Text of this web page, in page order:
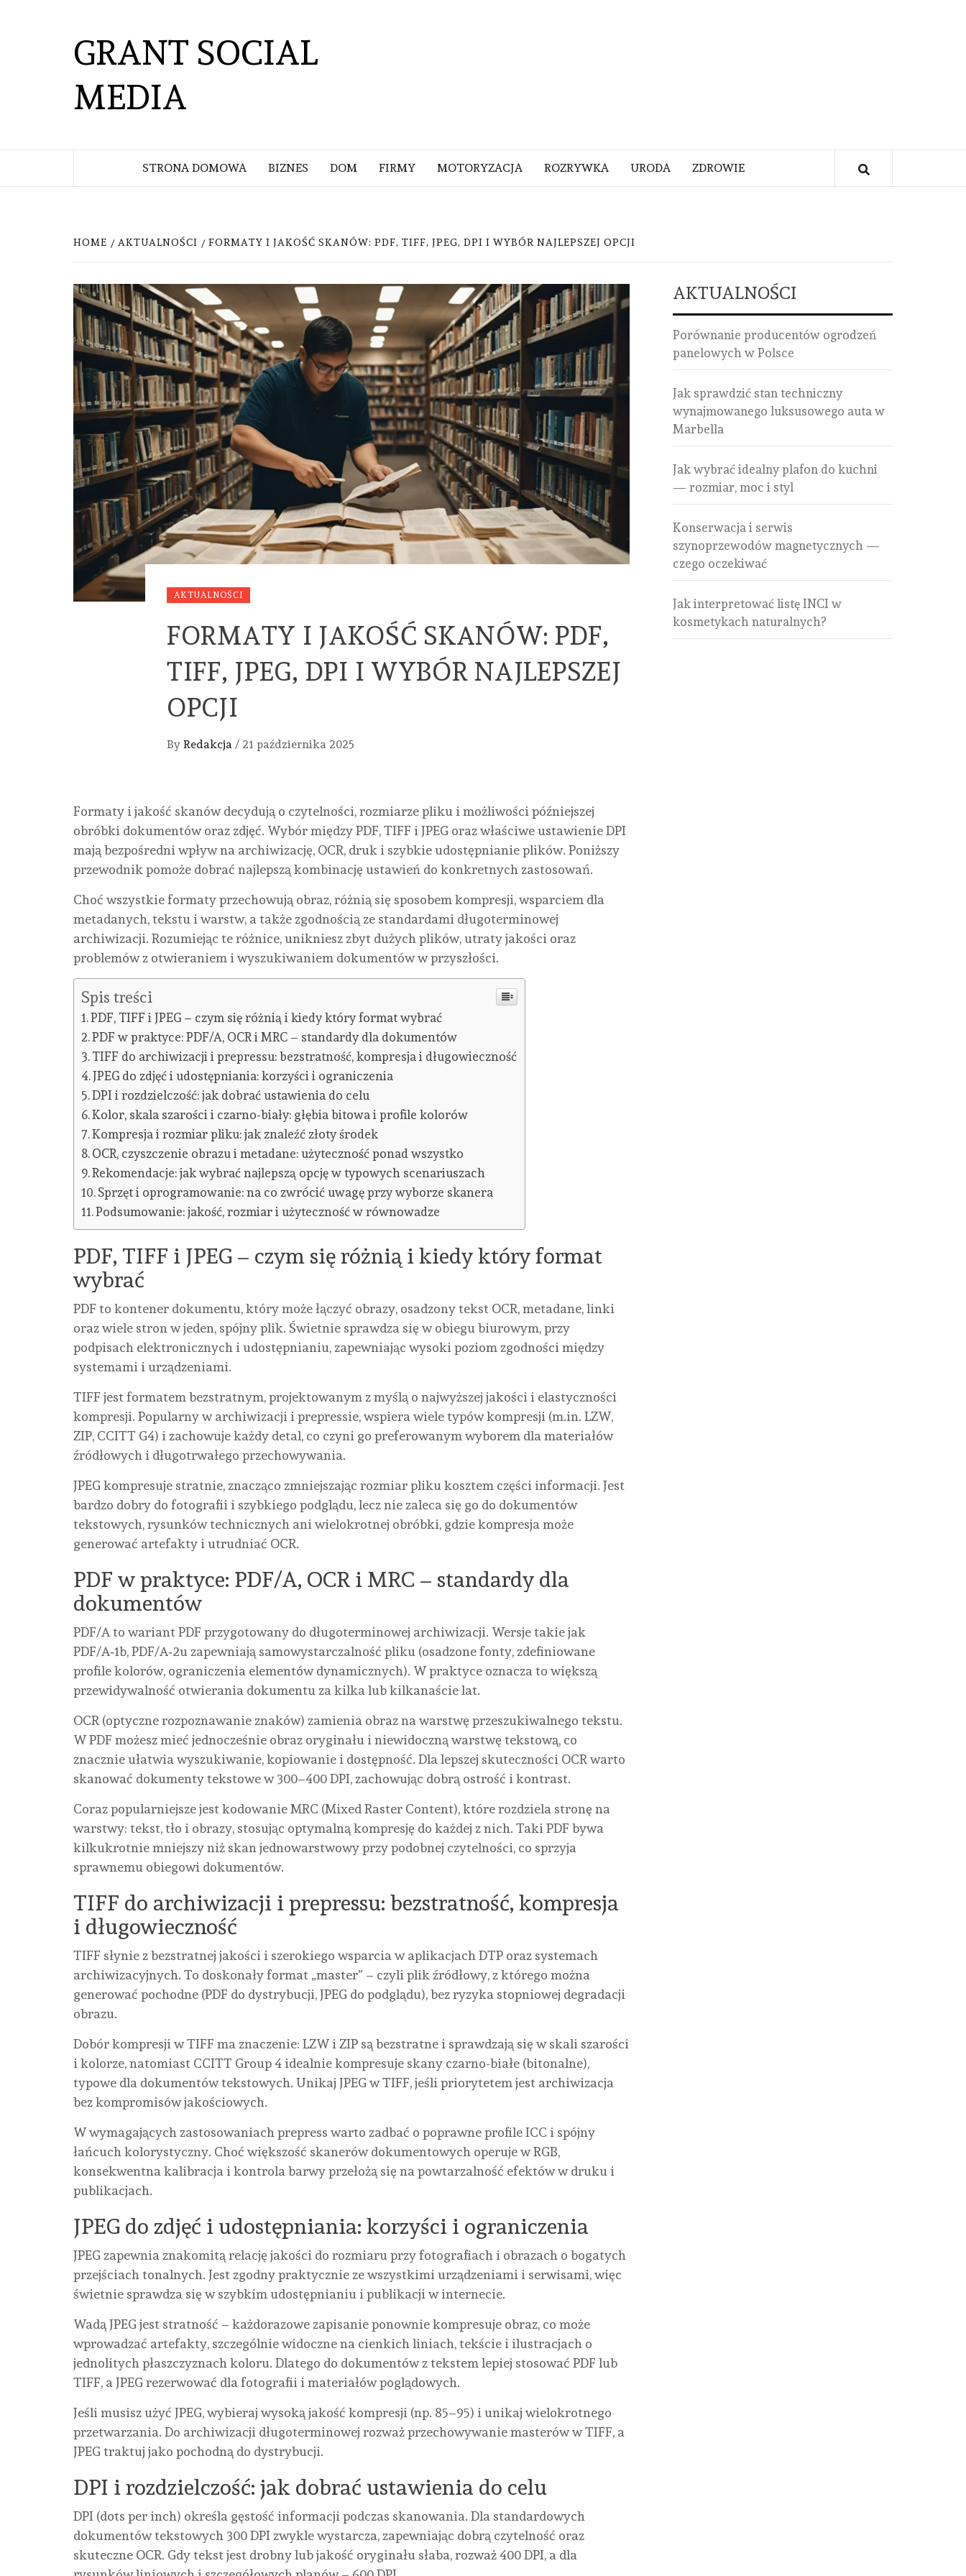
GRANT SOCIAL
MEDIA
STRONA DOMOWA BIZNES DOM FIRMY MOTORYZACJA ROZRYWKA URODA ZDROWIE
HOME AKTUALNOŚCI FORMATY I JAKOŚĆ SKANÓW: PDF, TIFF, JPEG, DPI I WYBÓR NAJLEPSZEJ OPCJI
AKTUALNOŚCI
FORMATY I JAKOŚĆ SKANÓW: PDF,
TIFF, JPEG, DPI I WYBÓR NAJLEPSZEJ
OPCJI
By Redakcja / 21 października 2025
Formaty i jakość skanów decydują o czytelności, rozmiarze pliku i możliwości późniejszej
obróbki dokumentów oraz zdjęć. Wybór między PDF, TIFF i JPEG oraz właściwe ustawienie DPI
mają bezpośredni wpływ na archiwizację, OCR, druk i szybkie udostępnianie plików. Poniższy
przewodnik pomoże dobrać najlepszą kombinację ustawień do konkretnych zastosowań.
Choć wszystkie formaty przechowują obraz, różnią się sposobem kompresji, wsparciem dla
metadanych, tekstu i warstw, a także zgodnością ze standardami długoterminowej
archiwizacji. Rozumiejąc te różnice, unikniesz zbyt dużych plików, utraty jakości oraz
problemów z otwieraniem i wyszukiwaniem dokumentów w przyszłości.
Spis treści
PDF, TIFF i JPEG – czym się różnią i kiedy który format wybrać
PDF w praktyce: PDF/A, OCR i MRC – standardy dla dokumentów
TIFF do archiwizacji i prepressu: bezstratność, kompresja i długowieczność
JPEG do zdjęć i udostępniania: korzyści i ograniczenia
DPI i rozdzielczość: jak dobrać ustawienia do celu
Kolor, skala szarości i czarno-biały: głębia bitowa i profile kolorów
Kompresja i rozmiar pliku: jak znaleźć złoty środek
OCR, czyszczenie obrazu i metadane: użyteczność ponad wszystko
Rekomendacje: jak wybrać najlepszą opcję w typowych scenariuszach
Sprzęt i oprogramowanie: na co zwrócić uwagę przy wyborze skanera
Podsumowanie: jakość, rozmiar i użyteczność w równowadze
PDF, TIFF i JPEG – czym się różnią i kiedy który format
wybrać
PDF to kontener dokumentu, który może łączyć obrazy, osadzony tekst OCR, metadane, linki
oraz wiele stron w jeden, spójny plik. Świetnie sprawdza się w obiegu biurowym, przy
podpisach elektronicznych i udostępnianiu, zapewniając wysoki poziom zgodności między
systemami i urządzeniami.
TIFF jest formatem bezstratnym, projektowanym z myślą o najwyższej jakości i elastyczności
kompresji. Popularny w archiwizacji i prepressie, wspiera wiele typów kompresji (m.in. LZW,
ZIP, CCITT G4) i zachowuje każdy detal, co czyni go preferowanym wyborem dla materiałów
źródłowych i długotrwałego przechowywania.
JPEG kompresuje stratnie, znacząco zmniejszając rozmiar pliku kosztem części informacji. Jest
bardzo dobry do fotografii i szybkiego podglądu, lecz nie zaleca się go do dokumentów
tekstowych, rysunków technicznych ani wielokrotnej obróbki, gdzie kompresja może
generować artefakty i utrudniać OCR.
PDF w praktyce: PDF/A, OCR i MRC – standardy dla
dokumentów
PDF/A to wariant PDF przygotowany do długoterminowej archiwizacji. Wersje takie jak
PDF/A‑1b, PDF/A‑2u zapewniają samowystarczalność pliku (osadzone fonty, zdefiniowane
profile kolorów, ograniczenia elementów dynamicznych). W praktyce oznacza to większą
przewidywalność otwierania dokumentu za kilka lub kilkanaście lat.
OCR (optyczne rozpoznawanie znaków) zamienia obraz na warstwę przeszukiwalnego tekstu.
W PDF możesz mieć jednocześnie obraz oryginału i niewidoczną warstwę tekstową, co
znacznie ułatwia wyszukiwanie, kopiowanie i dostępność. Dla lepszej skuteczności OCR warto
skanować dokumenty tekstowe w 300–400 DPI, zachowując dobrą ostrość i kontrast.
Coraz popularniejsze jest kodowanie MRC (Mixed Raster Content), które rozdziela stronę na
warstwy: tekst, tło i obrazy, stosując optymalną kompresję do każdej z nich. Taki PDF bywa
kilkukrotnie mniejszy niż skan jednowarstwowy przy podobnej czytelności, co sprzyja
sprawnemu obiegowi dokumentów.
TIFF do archiwizacji i prepressu: bezstratność, kompresja
i długowieczność
TIFF słynie z bezstratnej jakości i szerokiego wsparcia w aplikacjach DTP oraz systemach
archiwizacyjnych. To doskonały format „master” – czyli plik źródłowy, z którego można
generować pochodne (PDF do dystrybucji, JPEG do podglądu), bez ryzyka stopniowej degradacji
obrazu.
Dobór kompresji w TIFF ma znaczenie: LZW i ZIP są bezstratne i sprawdzają się w skali szarości
i kolorze, natomiast CCITT Group 4 idealnie kompresuje skany czarno-białe (bitonalne),
typowe dla dokumentów tekstowych. Unikaj JPEG w TIFF, jeśli priorytetem jest archiwizacja
bez kompromisów jakościowych.
W wymagających zastosowaniach prepress warto zadbać o poprawne profile ICC i spójny
łańcuch kolorystyczny. Choć większość skanerów dokumentowych operuje w RGB,
konsekwentna kalibracja i kontrola barwy przełożą się na powtarzalność efektów w druku i
publikacjach.
JPEG do zdjęć i udostępniania: korzyści i ograniczenia
JPEG zapewnia znakomitą relację jakości do rozmiaru przy fotografiach i obrazach o bogatych
przejściach tonalnych. Jest zgodny praktycznie ze wszystkimi urządzeniami i serwisami, więc
świetnie sprawdza się w szybkim udostępnianiu i publikacji w internecie.
Wadą JPEG jest stratność – każdorazowe zapisanie ponownie kompresuje obraz, co może
wprowadzać artefakty, szczególnie widoczne na cienkich liniach, tekście i ilustracjach o
jednolitych płaszczyznach koloru. Dlatego do dokumentów z tekstem lepiej stosować PDF lub
TIFF, a JPEG rezerwować dla fotografii i materiałów poglądowych.
Jeśli musisz użyć JPEG, wybieraj wysoką jakość kompresji (np. 85–95) i unikaj wielokrotnego
przetwarzania. Do archiwizacji długoterminowej rozważ przechowywanie masterów w TIFF, a
JPEG traktuj jako pochodną do dystrybucji.
DPI i rozdzielczość: jak dobrać ustawienia do celu
DPI (dots per inch) określa gęstość informacji podczas skanowania. Dla standardowych
dokumentów tekstowych 300 DPI zwykle wystarcza, zapewniając dobrą czytelność oraz
skuteczne OCR. Gdy tekst jest drobny lub jakość oryginału słaba, rozważ 400 DPI, a dla
AKTUALNOŚCI
Porównanie producentów ogrodzeń
panelowych w Polsce
Jak sprawdzić stan techniczny
wynajmowanego luksusowego auta w
Marbella
Jak wybrać idealny plafon do kuchni
— rozmiar, moc i styl
Konserwacja i serwis
szynoprzewodów magnetycznych —
czego oczekiwać
Jak interpretować listę INCI w
kosmetykach naturalnych?